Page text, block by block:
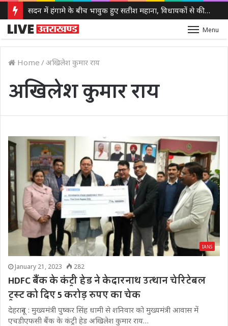
सदन में हंगामे के बीच भावुक हुए सतीश महाना, विधायकों से की मर्यादा बनाए रखने की अपील
Menu
Home /अखिलेश कुमार राय
अखिलेश कुमार राय
IANS
January 21, 2023 282
HDFC बैंक के कंट्री हेड ने केदारनाथ उत्थान चेरिटेबल
ट्रस्ट को दिए 5 करोड़ रुपए का चेक
देहरादून : मुख्यमंत्री पुष्कर सिंह धामी से शनिवार को मुख्यमंत्री आवास में
एचडीएफसी बैंक के कंट्री हेड अखिलेश कुमार राय…